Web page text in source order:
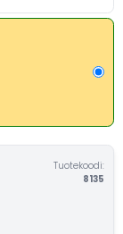
Tuotekoodi:
8135